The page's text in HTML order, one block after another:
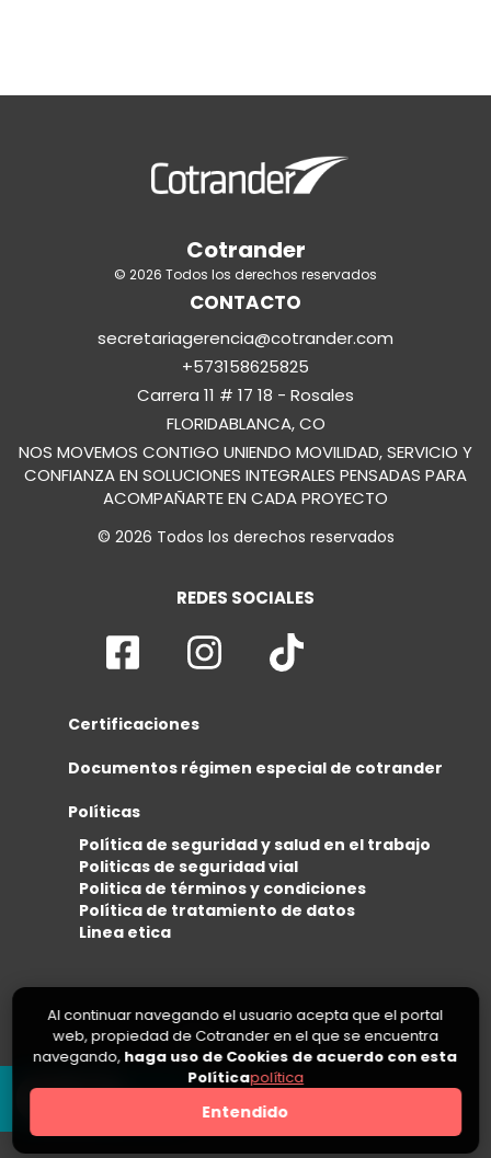
Cotrander
© 2026 Todos los derechos reservados
CONTACTO
secretariagerencia@cotrander.com
+573158625825
Carrera 11 # 17 18 - Rosales
FLORIDABLANCA, CO
NOS MOVEMOS CONTIGO UNIENDO MOVILIDAD, SERVICIO Y
CONFIANZA EN SOLUCIONES INTEGRALES PENSADAS PARA
ACOMPAÑARTE EN CADA PROYECTO
© 2026 Todos los derechos reservados
REDES SOCIALES
Certificaciones
Documentos régimen especial de cotrander
Políticas
Política de seguridad y salud en el trabajo
Politicas de seguridad vial
Politica de términos y condiciones
Política de tratamiento de datos
Linea etica
Al continuar navegando el usuario acepta que el portal
web, propiedad de Cotrander en el que se encuentra
navegando, haga uso de Cookies de acuerdo con esta
Políticapolítica
Entendido